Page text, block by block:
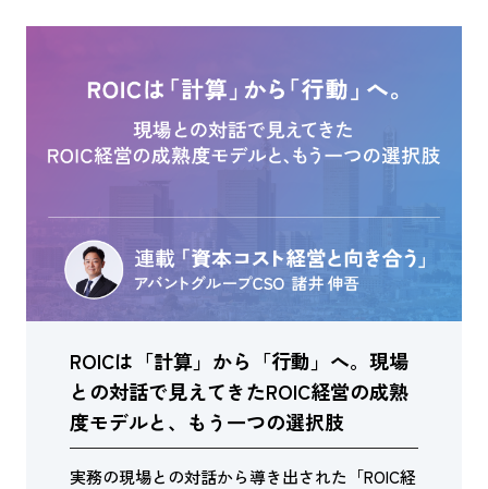
ROICは「計算」から「行動」へ。現場
との対話で見えてきたROIC経営の成熟
度モデルと、もう一つの選択肢
実務の現場との対話から導き出された「ROIC経